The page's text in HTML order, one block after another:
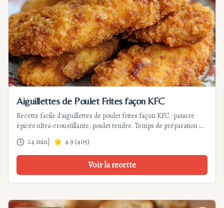
Aiguillettes de Poulet Frites façon KFC
Recette facile d'aiguillettes de poulet frites façon KFC : panure
épicée ultra-croustillante, poulet tendre. Temps de préparation :
20 min. Conseils de friture parfaite et astuces pour un résultat
réussi.24 min 4.9 (405)
Voir la recette